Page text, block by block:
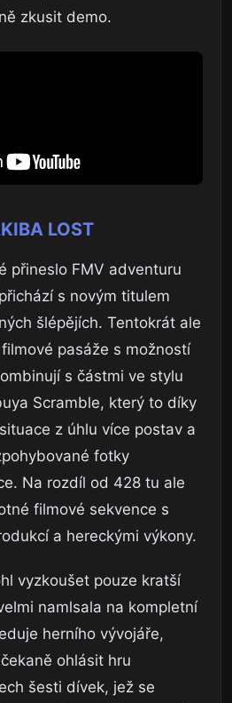
zkusit demo.
LOST
přineslo FMV adventuru
s novým titulem
šlépějích. Tentokrát ale
pasáže s možností
s částmi ve stylu
Scramble, který to díky
z úhlu více postav a
fotky
Na rozdíl od 428 tu ale
filmové sekvence s
a hereckými výkony.
vyzkoušet pouze kratší
namlsala na kompletní
herního vývojáře,
ohlásit hru
šesti dívek, jež se